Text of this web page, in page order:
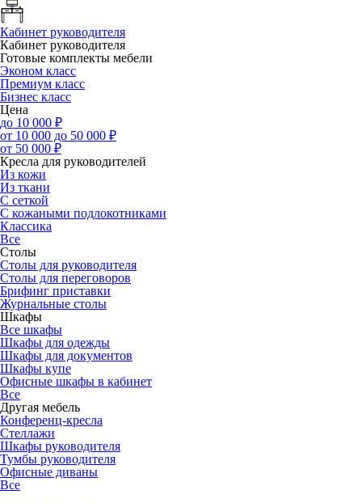
Кабинет руководителя
Кабинет руководителя
Готовые комплекты мебели
Эконом класс
Премиум класс
Бизнес класс
Цена
до 10 000 ₽
от 10 000 до 50 000 ₽
от 50 000 ₽
Кресла для руководителей
Из кожи
Из ткани
С сеткой
С кожаными подлокотниками
Классика
Все
Столы
Столы для руководителя
Столы для переговоров
Брифинг приставки
Журнальные столы
Шкафы
Все шкафы
Шкафы для одежды
Шкафы для документов
Шкафы купе
Офисные шкафы в кабинет
Все
Другая мебель
Конференц-кресла
Стеллажи
Шкафы руководителя
Тумбы руководителя
Офисные диваны
Все